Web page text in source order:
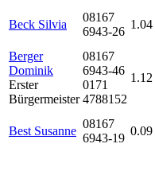
Beck Silvia
08167
6943-26
1.04
Berger
Dominik
Erster
Bürgermeister
08167
6943-46
0171
4788152
1.12
Best Susanne
08167
6943-19
0.09